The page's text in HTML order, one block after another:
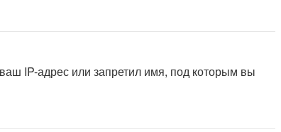
IP-адрес или запретил имя, под которым вы